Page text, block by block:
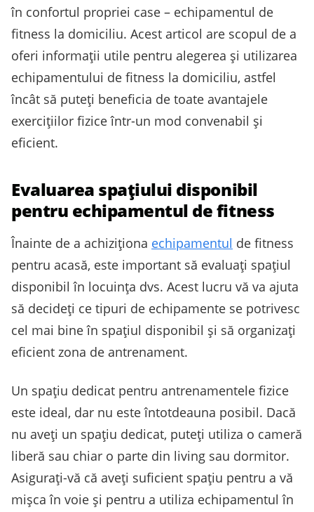
în confortul propriei case – echipamentul de
fitness la domiciliu. Acest articol are scopul de a
oferi informații utile pentru alegerea și utilizarea
echipamentului de fitness la domiciliu, astfel
încât să puteți beneficia de toate avantajele
exercițiilor fizice într-un mod convenabil și
eficient.
Evaluarea spațiului disponibil
pentru echipamentul de fitness
Înainte de a achiziționa echipamentul de fitness
pentru acasă, este important să evaluați spațiul
disponibil în locuința dvs. Acest lucru vă va ajuta
să decideți ce tipuri de echipamente se potrivesc
cel mai bine în spațiul disponibil și să organizați
eficient zona de antrenament.
Un spațiu dedicat pentru antrenamentele fizice
este ideal, dar nu este întotdeauna posibil. Dacă
nu aveți un spațiu dedicat, puteți utiliza o cameră
liberă sau chiar o parte din living sau dormitor.
Asigurați-vă că aveți suficient spațiu pentru a vă
mișca în voie și pentru a utiliza echipamentul în